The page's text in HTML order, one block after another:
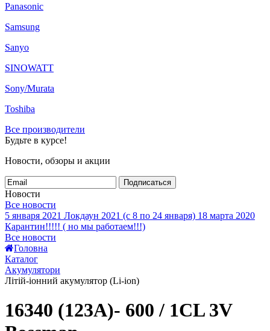
Panasonic
Samsung
Sanyo
SINOWATT
Sony/Murata
Toshiba
Все производители
Будьте в курсе!
Новости, обзоры и акции
Подписаться
Новости
Все новости
5 января 2021 Локдаун 2021 (с 8 по 24 января) 18 марта 2020
Карантин!!!!! ( но мы работаем!!!)
Все новости
Головна
Каталог
Акумулятори
Літій-іонний акумулятор (Li-ion)
16340 (123A)- 600 / 1CL 3V